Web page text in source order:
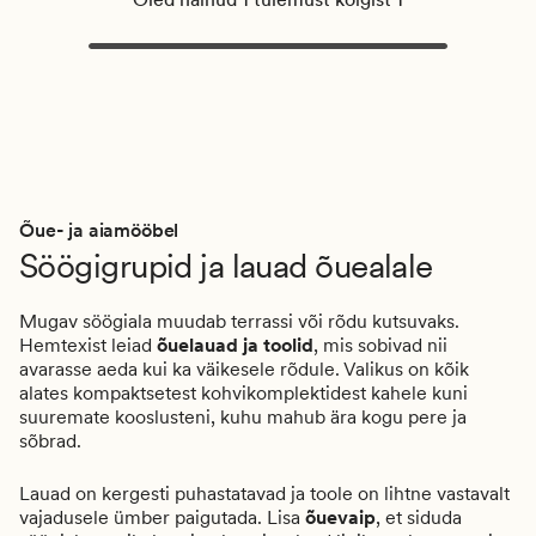
Õue- ja aiamööbel
Söögigrupid ja lauad õuealale
Mugav söögiala muudab terrassi või rõdu kutsuvaks.
Hemtexist leiad õuelauad ja toolid, mis sobivad nii
avarasse aeda kui ka väikesele rõdule. Valikus on kõik
alates kompaktsetest kohvikomplektidest kahele kuni
suuremate kooslusteni, kuhu mahub ära kogu pere ja
sõbrad.
Lauad on kergesti puhastatavad ja toole on lihtne vastavalt
vajadusele ümber paigutada. Lisa õuevaip, et siduda